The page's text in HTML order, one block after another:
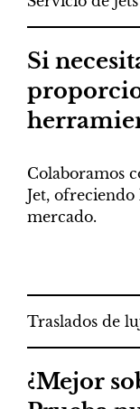
Si
Colaboramos
Jet, ofreciendo
mercado.
Traslados de
¿Mejor